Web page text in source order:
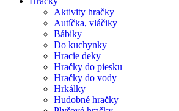
Aktivity hračky
Autíčka, vláčiky
Bábiky
Do kuchynky
Hracie deky
Hračky do piesku
Hračky do vody
Hrkálky
Hudobné hračky